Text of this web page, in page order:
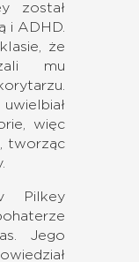
został
i ADHD.
że
mu
więc
tworząc
Pilkey
Jego